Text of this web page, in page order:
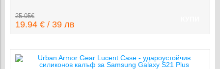
25.05€
19.94 € / 39 лв